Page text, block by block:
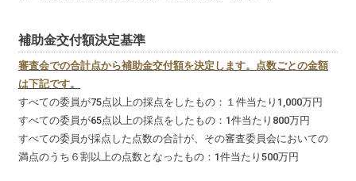
補助金交付額決定基準
審査会での合計点から補助金交付額を決定します。点数ごとの金額
は下記です。
すべての委員が75点以上の採点をしたもの：１件当たり1,000万円
すべての委員が65点以上の採点をしたもの：1件当たり800万円
すべての委員が採点した点数の合計が、その審査委員会においての
満点のうち６割以上の点数となったもの：1件当たり500万円